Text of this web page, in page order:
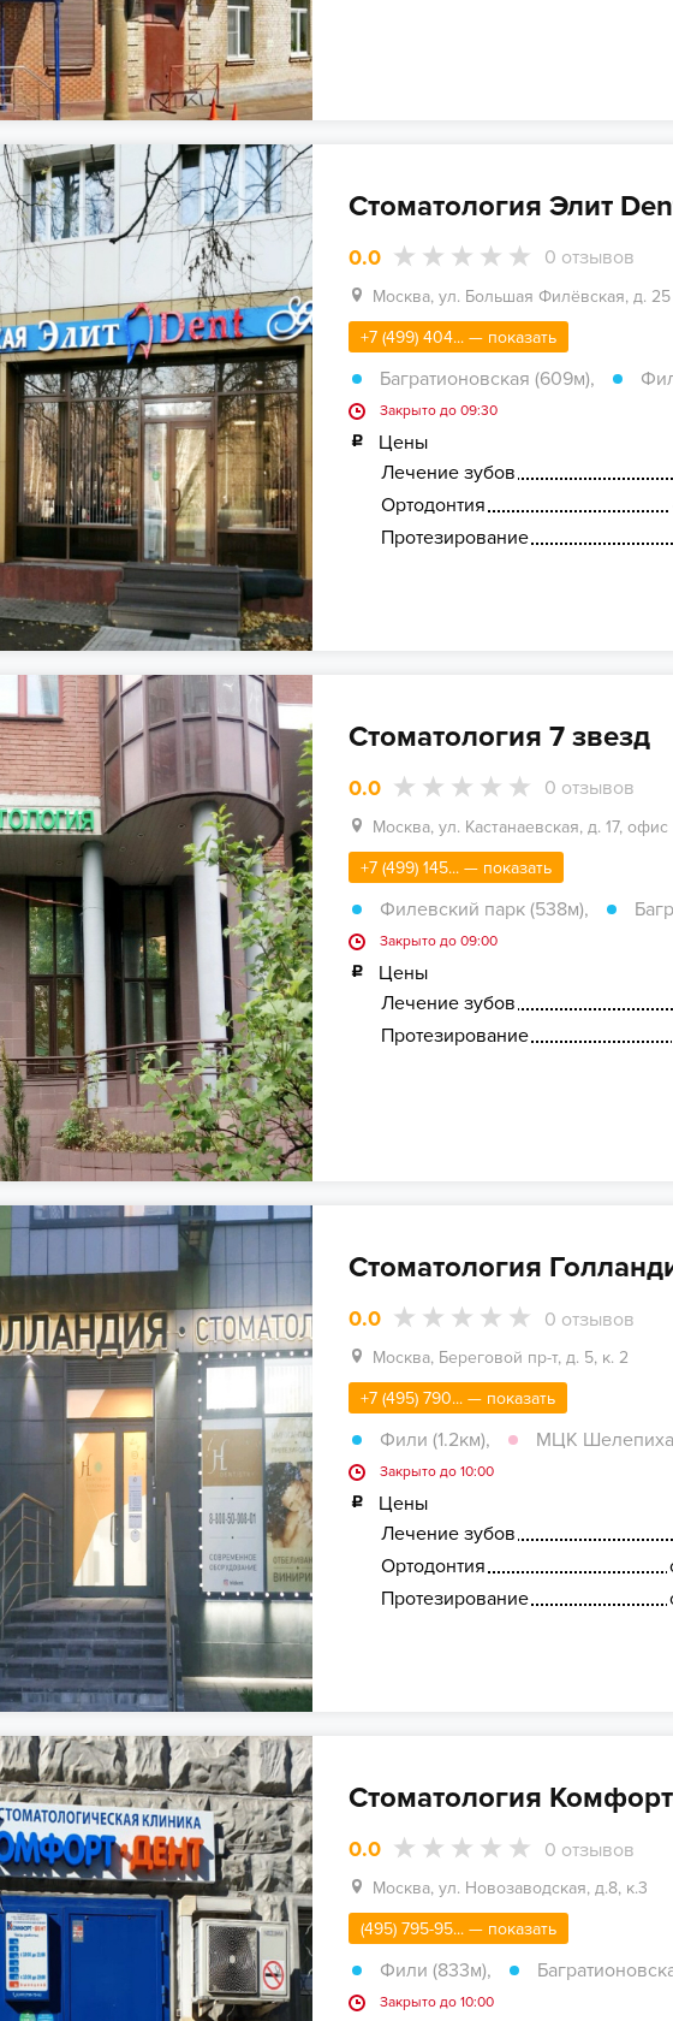
Стоматология Элит
0.0 0 отзывов
Москва, ул. Большая Филёвская, д. 25
+7 (499) 404... — показать
Багратионовская (609м),
Закрыто до 09:30
Цены
Лечение зубов
Ортодонтия
Протезирование
Стоматология 7 звезд
0.0 0 отзывов
Москва, ул. Кастанаевская, д. 17, офис
+7 (499) 145... — показать
Филевский парк (538м),
Закрыто до 09:00
Цены
Лечение зубов
Протезирование
Стоматология
0.0 0 отзывов
Москва, Береговой пр-т, д. 5, к. 2
+7 (495) 790... — показать
Фили (1.2км), МЦК Шелепиха
Закрыто до 10:00
Цены
Лечение зубов
Ортодонтия
Протезирование
Стоматология
0.0 0 отзывов
Москва, ул. Новозаводская, д.8, к.3
(495) 795-95... — показать
Фили (833м),
Закрыто до 10:00